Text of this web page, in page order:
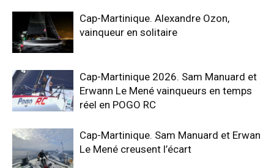
Cap-Martinique. Alexandre Ozon,
vainqueur en solitaire
Cap-Martinique 2026. Sam Manuard et
Erwann Le Mené vainqueurs en temps
réel en POGO RC
Cap-Martinique. Sam Manuard et Erwan
Le Mené creusent l’écart